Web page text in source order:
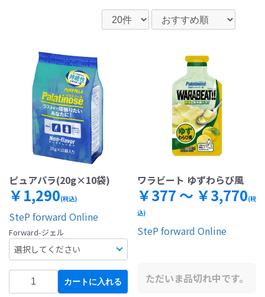
ピュアパラ(20g×10袋)
￥1,290(税込)
SteP forward Online
Forward-ジェル
カートに入れる
ワラビート ゆずわらび風
￥377 ～ ￥3,770(税
込)
SteP forward Online
ただいま品切れ中です。